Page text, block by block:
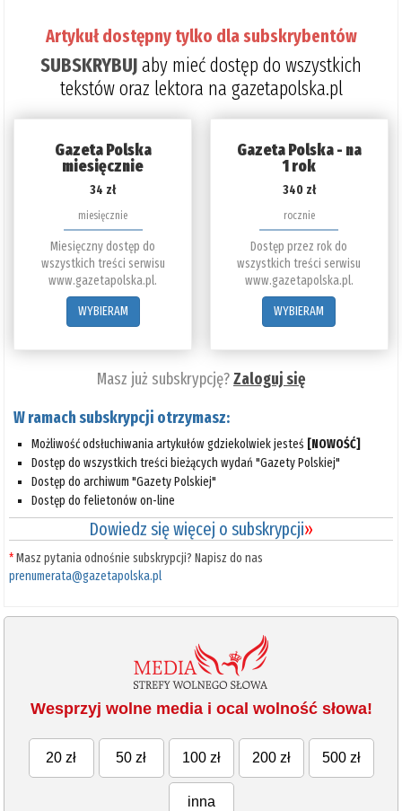
Artykuł dostępny tylko dla subskrybentów
SUBSKRYBUJaby mieć dostęp do wszystkich
tekstów oraz lektora na gazetapolska.pl
Gazeta Polska
miesięcznie
34 zł
miesięcznie
Miesięczny dostęp do
wszystkich treści serwisu
www.gazetapolska.pl.
WYBIERAM
Gazeta Polska - na
1 rok
340 zł
rocznie
Dostęp przez rok do
wszystkich treści serwisu
www.gazetapolska.pl.
WYBIERAM
Masz już subskrypcję?Zaloguj się
W ramach subskrypcji otrzymasz:
Możliwość odsłuchiwania artykułów gdziekolwiek jesteś [NOWOŚĆ]
Dostęp do wszystkich treści bieżących wydań "Gazety Polskiej"
Dostęp do archiwum "Gazety Polskiej"
Dostęp do felietonów on-line
Dowiedz się więcej o subskrypcji»
*Masz pytania odnośnie subskrypcji? Napisz do nas
prenumerata@gazetapolska.pl
Wesprzyj wolne media i ocal wolność słowa!
20 zł 50 zł 100 zł 200 zł 500 zł
inna